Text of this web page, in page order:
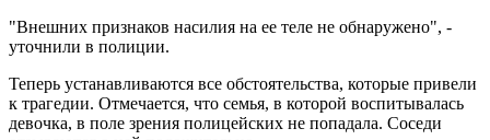
"Внешних признаков насилия на ее теле не обнаружено", -
уточнили в полиции.
Теперь устанавливаются все обстоятельства, которые привели
к трагедии. Отмечается, что семья, в которой воспитывалась
девочка, в поле зрения полицейских не попадала. Соседи